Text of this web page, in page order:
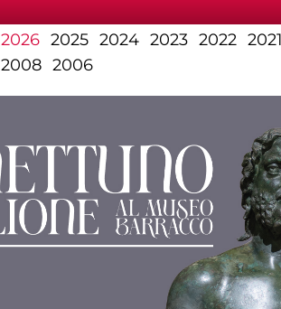
2026 2025 2024 2023 2022 2021
2008 2006